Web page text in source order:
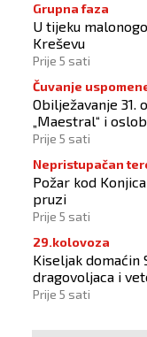
Grupna faza
U tijeku
Kreševu
Prije 5 sati
Čuvanje
Obilježavanje 31.
„Maestral“ i
pokroviteljstvo
Prije 5 sati
Nepristupačan
Požar kod
pruzi
Prije 5 sati
29.kolovoza
Kiseljak domaćin
dragovoljaca i
Dana branitelja
Prije 5 sati